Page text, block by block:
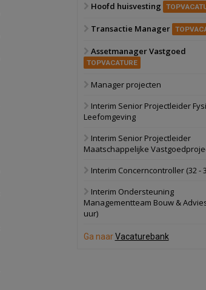
Oranje
28 september 2026
bedrijventerrein
Schuinesloot
politiebureau
17 september 2026
Voormalig
Hoofd huisvesting
Transactie Manager
Assetmanager Vastgoed
TOPVACATURE
Manager projecten
Interim Senior Projectleider
Leefomgeving
Interim Senior Projectleider
Maatschappelijke
Interim Concerncontroller (32 -
Interim Ondersteuning
Managementteam Bouw &
uur)
Ga naarVacaturebank